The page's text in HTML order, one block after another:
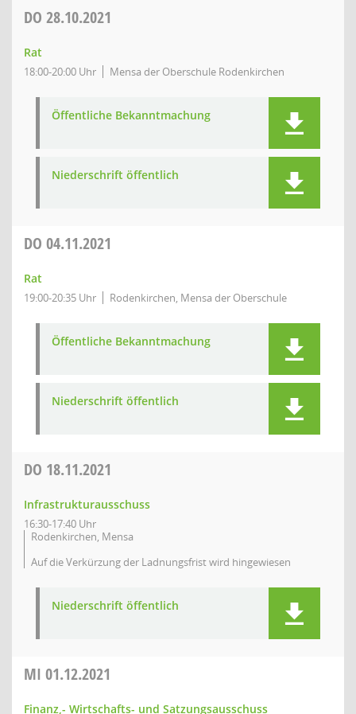
DO 28.10.2021
Rat
18:00-20:00 Uhr Mensa der Oberschule Rodenkirchen
Öffentliche Bekanntmachung
Niederschrift öffentlich
DO 04.11.2021
Rat
19:00-20:35 Uhr Rodenkirchen, Mensa der Oberschule
Öffentliche Bekanntmachung
Niederschrift öffentlich
DO 18.11.2021
Infrastrukturausschuss
16:30-17:40 Uhr
Rodenkirchen, Mensa
Auf die Verkürzung der Ladnungsfrist wird hingewiesen
Niederschrift öffentlich
MI 01.12.2021
Finanz,- Wirtschafts- und Satzungsausschuss